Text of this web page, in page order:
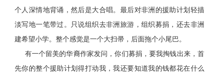
个人深情地背诵，然后是大合唱。最后对非洲的援助计划轻描
淡写地一笔带过。只说组织去非洲旅游，组织募捐，还去非洲
建希望小学。整个感觉是一个大扫帚，后面拖个小尾巴。
有一个留美的华裔作家发问，你们募捐，要我掏钱出来，首
先你的整个援助计划得打动我，我还要知道我的钱都花在什么